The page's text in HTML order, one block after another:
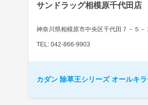
サンドラッグ相模原千代田店
神奈川県相模原市中央区千代田７－５－
TEL: 042-866-9903
カダン 除草王シリーズ オールキ